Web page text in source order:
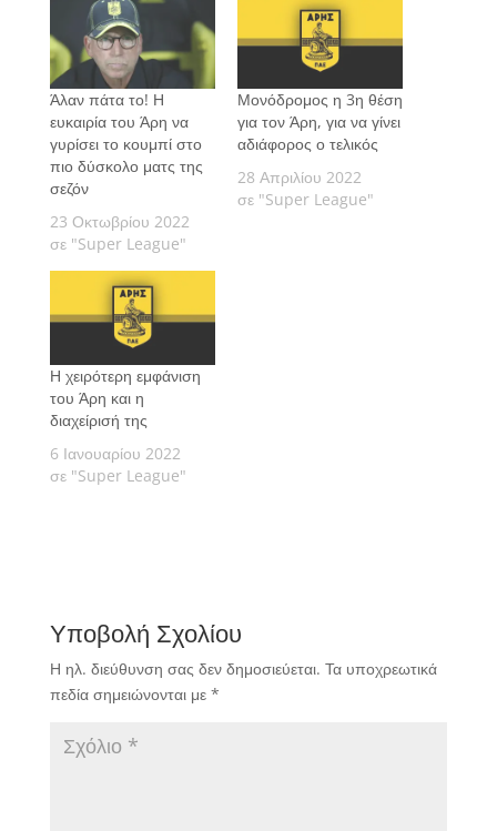
Άλαν πάτα το! Η
ευκαιρία του Άρη να
γυρίσει το κουμπί στο
πιο δύσκολο ματς της
σεζόν
23 Οκτωβρίου 2022
σε "Super League"
Μονόδρομος η 3η θέση
για τον Άρη, για να γίνει
αδιάφορος ο τελικός
28 Απριλίου 2022
σε "Super League"
Η χειρότερη εμφάνιση
του Άρη και η
διαχείρισή της
6 Ιανουαρίου 2022
σε "Super League"
Υποβολή Σχολίου
Η ηλ. διεύθυνση σας δεν δημοσιεύεται. Τα υποχρεωτικά
πεδία σημειώνονται με *